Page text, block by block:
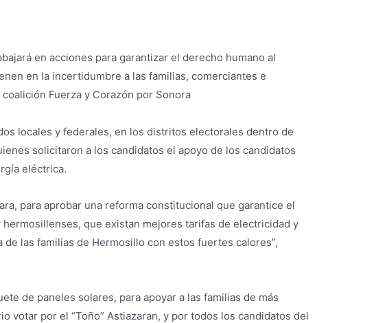
en acciones para garantizar el derecho humano al
en la incertidumbre a las familias, comerciantes e
Fuerza y Corazón por Sonora
locales y federales, en los distritos electorales dentro de
solicitaron a los candidatos el apoyo de los candidatos
eléctrica.
para aprobar una reforma constitucional que garantice el
que existan mejores tarifas de electricidad y
las familias de Hermosillo con estos fuertes calores”,
de paneles solares, para apoyar a las familias de más
votar por el “Toño” Astiazaran, y por todos los candidatos del